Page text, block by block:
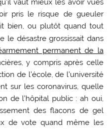
vaut mieux les avoir vues
pris le risque de gueuler
bien, ou plutôt quand tout
le désastre grossissait dans
permanent de la
y compris après celle
de l’école, de l’université
sur les coronavirus, quelle
de l’hôpital public : ah oui,
des flacons de gel
de vote quand même les